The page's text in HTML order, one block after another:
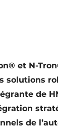
et N-
solutions
de
de